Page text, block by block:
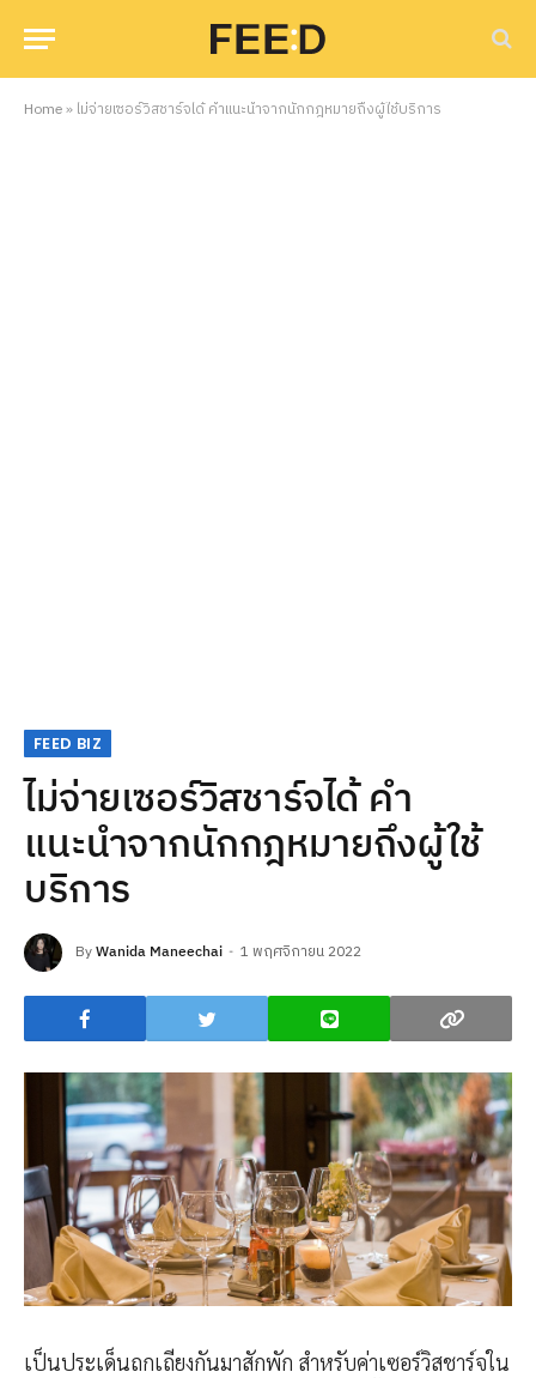
Home» ไม่จ่ายเซอร์วิสชาร์จได้ คำแนะนำจากนักกฎหมายถึงผู้ใช้บริการ
FEED BIZ
ไม่จ่ายเซอร์วิสชาร์จได้ คำ
แนะนำจากนักกฎหมายถึงผู้ใช้
บริการ
ByWanida Maneechai 1 พฤศจิกายน 2022
เป็นประเด็นถกเถียงกันมาสักพัก สำหรับค่าเซอร์วิสชาร์จใน